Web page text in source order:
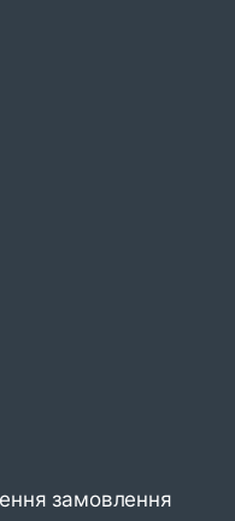
замовлення